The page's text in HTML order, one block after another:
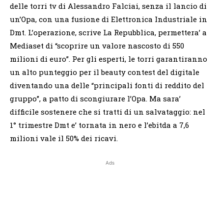
delle torri tv di Alessandro Falciai, senza il lancio di
un’Opa, con una fusione di Elettronica Industriale in
Dmt. L’operazione, scrive La Repubblica, permettera’ a
Mediaset di “scoprire un valore nascosto di 550
milioni di euro”. Per gli esperti, le torri garantiranno
un alto punteggio per il beauty contest del digitale
diventando una delle “principali fonti di reddito del
gruppo”, a patto di scongiurare l’Opa. Ma sara’
difficile sostenere che si tratti di un salvataggio: nel
1° trimestre Dmt e’ tornata in nero e l’ebitda a 7,6
milioni vale il 50% dei ricavi.
Ads